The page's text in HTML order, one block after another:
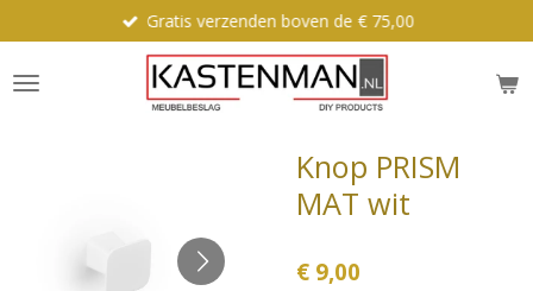
direct
naar
de
Gratis verzenden boven de € 75,00
Knop PRISM
MAT wit
€ 9,00